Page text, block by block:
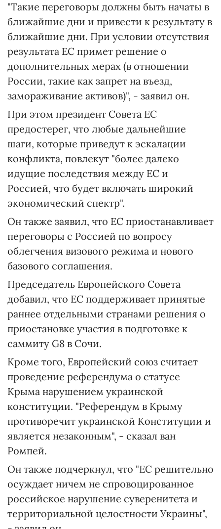
"Такие переговоры должны быть начаты в
ближайшие дни и привести к результату в
ближайшие дни. При условии отсутствия
результата ЕС примет решение о
дополнительных мерах (в отношении
России, такие как запрет на въезд,
замораживание активов)", - заявил он.
При этом президент Совета ЕС
предостерег, что любые дальнейшие
шаги, которые приведут к эскалации
конфликта, повлекут "более далеко
идущие последствия между ЕС и
Россией, что будет включать широкий
экономический спектр".
Он также заявил, что ЕС приостанавливает
переговоры с Россией по вопросу
облегчения визового режима и нового
базового соглашения.
Председатель Европейского Совета
добавил, что ЕС поддерживает принятые
раннее отдельными странами решения о
приостановке участия в подготовке к
саммиту G8 в Сочи.
Кроме того, Европейский союз считает
проведение референдума о статусе
Крыма нарушением украинской
конституции. "Референдум в Крыму
противоречит украинской Конституции и
является незаконным", - сказал ван
Ромпей.
Он также подчеркнул, что "ЕС решительно
осуждает ничем не спровоцированное
российское нарушение суверенитета и
территориальной целостности Украины",